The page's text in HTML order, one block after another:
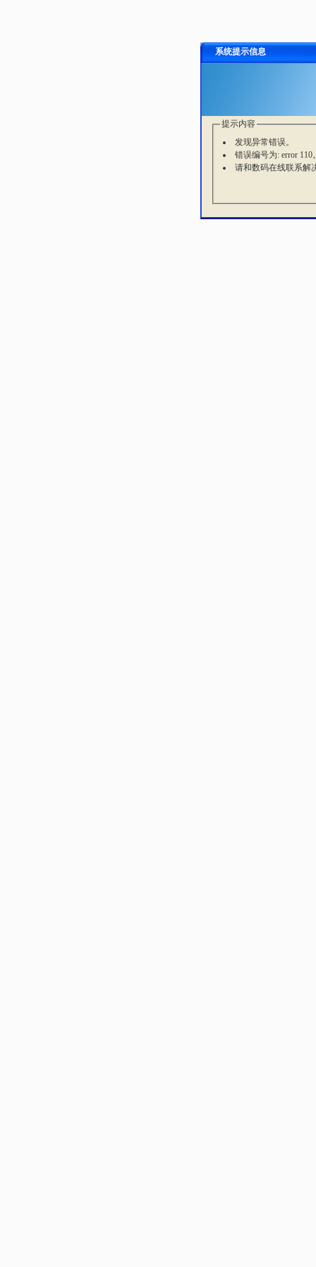
系统提示信息
提示内容
发现异常错误。
错误编号为: error 110
请和数码在线联系解